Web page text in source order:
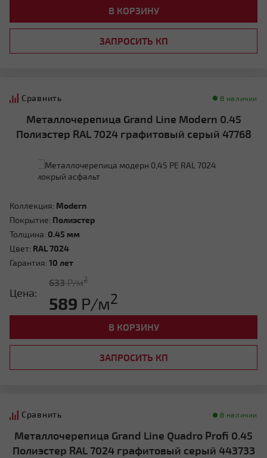
В КОРЗИНУ
ЗАПРОСИТЬ КП
Сравнить В наличии
Металлочерепица Grand Line Modern 0.45
Полиэстер RAL 7024 графитовый серый 47768
Коллекция: Modern
Покрытие: Полиэстер
Толщина: 0.45 мм
Цвет: RAL 7024
Гарантия: 10 лет
Цена:
633Р/м2
589 Р/м2
В КОРЗИНУ
ЗАПРОСИТЬ КП
Сравнить В наличии
Металлочерепица Grand Line Quadro Profi 0.45
Полиэстер RAL 7024 графитовый серый 443733